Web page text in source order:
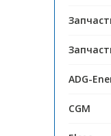
ADG-
CGM